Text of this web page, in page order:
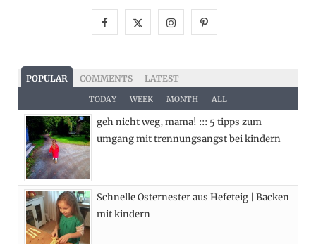
c
e
b
k
T
w
i
e
I
s
t
a
a
P
e
s
POPULAR COMMENTS LATEST
TODAY WEEK MONTH ALL
geh nicht weg, mama! ::: 5 tipps zum
umgang mit trennungsangst bei kindern
Schnelle Osternester aus Hefeteig | Backen
mit kindern